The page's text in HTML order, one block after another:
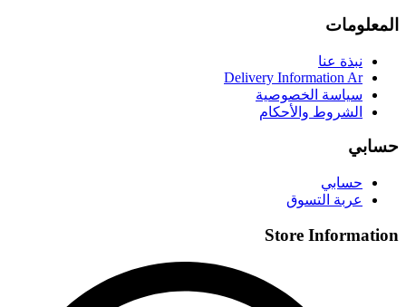
المعلومات
نبذة عنا
Delivery Information Ar
سياسة الخصوصية
الشروط والأحكام
حسابي
حسابي
عربة التسوق
Store Information